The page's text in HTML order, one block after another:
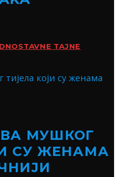
TAJNE
МУШКОГ
СУ ЖЕНАМА